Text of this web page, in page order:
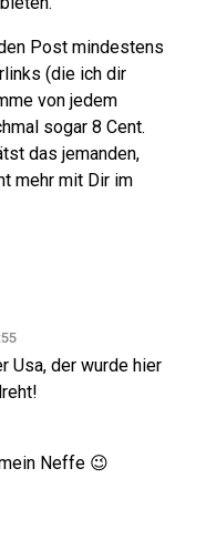
Post mindestens
(die ich dir
von jedem
sogar 8 Cent.
das jemanden,
mehr mit Dir im
Usa, der wurde hier
Neffe 😉